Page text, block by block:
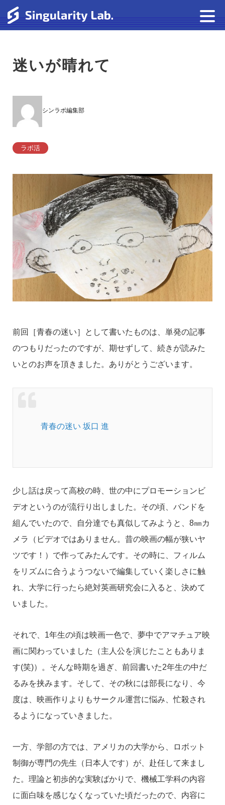
迷いが晴れて
シンラボ編集部
ラボ活
前回［青春の迷い］として書いたものは、単発の記事
のつもりだったのですが、期せずして、続きが読みた
いとのお声を頂きました。ありがとうございます。
青春の迷い 坂口 進
少し話は戻って高校の時、世の中にプロモーションビ
デオというのが流行り出しました。その頃、バンドを
組んでいたので、自分達でも真似してみようと、8㎜カ
メラ（ビデオではありません。昔の映画の幅が狭いヤ
ツです！）で作ってみたんです。その時に、フィルム
をリズムに合うようつないで編集していく楽しさに触
れ、大学に行ったら絶対英画研究会に入ると、決めて
いました。
それで、1年生の頃は映画一色で、夢中でアマチュア映
画に関わっていました（主人公を演じたこともありま
す(笑)）。そんな時期を過ぎ、前回書いた2年生の中だ
るみを挟みます。そして、その秋には部長になり、今
度は、映画作りよりもサークル運営に悩み、忙殺され
るようになっていきました。
一方、学部の方では、アメリカの大学から、ロボット
制御が専門の先生（日本人です）が、赴任して来まし
た。理論と初歩的な実験ばかりで、機械工学科の内容
に面白味を感じなくなっていた頃だったので、内容に